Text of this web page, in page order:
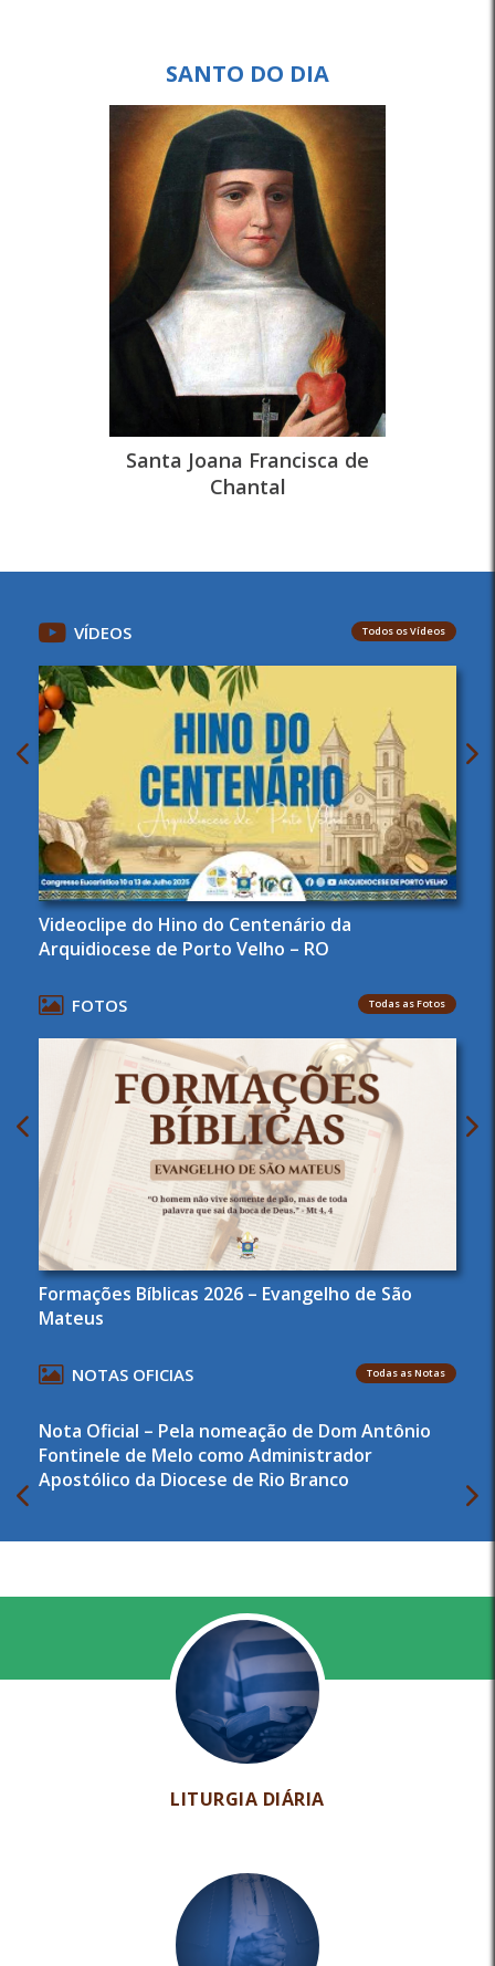
SANTO DO DIA
Santa Joana Francisca de
Chantal
VÍDEOS Todos os Vídeos
Videoclipe do Hino do Centenário da
Arquidiocese de Porto Velho – RO
FOTOS Todas as Fotos
Formações Bíblicas 2026 – Evangelho de São
Mateus
NOTAS OFICIAS Todas as Notas
Nota Oficial – Pela nomeação de Dom Antônio
Fontinele de Melo como Administrador
Apostólico da Diocese de Rio Branco
LITURGIA DIÁRIA